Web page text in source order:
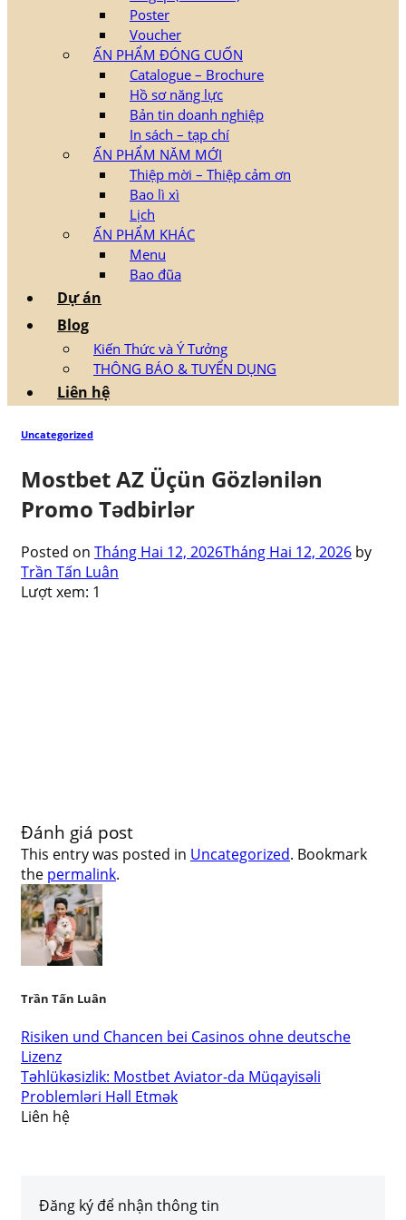
Poster
Voucher
ẤN PHẨM ĐÓNG CUỐN
Catalogue – Brochure
Hồ sơ năng lực
Bản tin doanh nghiệp
In sách – tạp chí
ẤN PHẨM NĂM MỚI
Thiệp mời – Thiệp cảm ơn
Bao lì xì
Lịch
ẤN PHẨM KHÁC
Menu
Bao đũa
Dự án
Blog
Kiến Thức và Ý Tưởng
THÔNG BÁO & TUYỂN DỤNG
Liên hệ
Uncategorized
Mostbet AZ Üçün Gözlənilən
Promo Tədbirlər
Posted on Tháng Hai 12, 2026Tháng Hai 12, 2026 by
Trần Tấn Luân
Lượt xem: 1
Đánh giá post
This entry was posted in Uncategorized. Bookmark
the permalink.
Trần Tấn Luân
Risiken und Chancen bei Casinos ohne deutsche
Lizenz
Təhlükəsizlik: Mostbet Aviator-da Müqayisəli
Problemləri Həll Etmək
Liên hệ
Đăng ký để nhận thông tin